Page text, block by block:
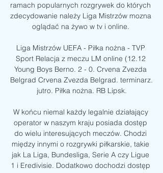
ramach popularnych rozgrywek do których
zdecydowanie należy Liga Mistrzów mozna
oglądać na żywo w tv i online.
Liga Mistrzów UEFA - Piłka nożna - TVP
Sport Relacja z meczu LM online (12.12
Young Boys Berno. 2 - 0. Crvena Zvezda
Belgrad Crvena Zvezda Belgrad. terminarz.
jutro. Piłka nożna. RB Lipsk.
W końcu niemal każdy legalnie działający
operator w naszym kraju posiada dostęp
do wielu interesujących meczów. Chodzi
między innymi o rozgrywki piłkarskie, takie
jak La Liga, Bundesliga, Serie A czy Ligue
1 i Eredivisie. Dodatkowo dochodzi dostęp